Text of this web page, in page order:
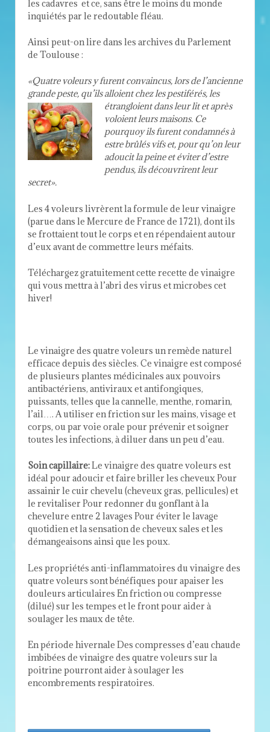
les cadavres et ce, sans être le moins du monde
inquiétés par le red­outable fléau.
Ainsi peut-on lire dans les archives du Par­lement
de Toulouse :
«Qua­tre voleurs y furent con­va­in­cus, lors de l’ancienne
grande peste, qu’ils alloient chez les pes­tiférés, les
étran­gloient dans leur lit et après
voloient leurs maisons. Ce
pourquoy ils furent con­damnés à
estre brûlés vifs et, pour qu’on leur
adoucit la peine et éviter d’estre
pen­dus, ils décou­vrirent leur
secret».
Les 4voleurs livrèrent la for­mule de leur vinai­gre
(parue dans le Mer­cure de France de 1721), dont ils
se frot­taient tout le corps et en répendaient autour
d’eux avant de com­met­tre leurs méfaits.
Téléchargez gratuitement cette recette de vinaigre
qui vous mettra à l’abri des virus et microbes cet
hiver!
Le vinaigre des quatre voleurs un remède naturel
efficace depuis des siècles. Ce vinaigre est composé
de plusieurs plantes médicinales aux pouvoirs
antibactériens, antiviraux et antifongiques,
puissants, telles que la cannelle, menthe, romarin,
l’ail…. A utiliser en friction sur les mains, visage et
corps, ou par voie orale pour prévenir et soigner
toutes les infections, à diluer dans un peu d’eau.
Soin capillaire:Le vinaigre des quatre voleurs est
idéal pour adoucir et faire briller les cheveux Pour
assainir le cuir chevelu (cheveux gras, pellicules) et
le revitaliser Pour redonner du gonflant à la
chevelure entre 2 lavages Pour éviter le lavage
quotidien et la sensation de cheveux sales et les
démangeaisons ainsi que les poux.
Les propriétés anti-inflammatoires du vinaigre des
quatre voleurs sont bénéfiques pour apaiser les
douleurs articulaires En friction ou compresse
(dilué) sur les tempes et le front pour aider à
soulager les maux de tête.
En période hivernale Des compresses d’eau chaude
imbibées de vinaigre des quatre voleurs sur la
poitrine pourront aider à soulager les
encombrements respiratoires.